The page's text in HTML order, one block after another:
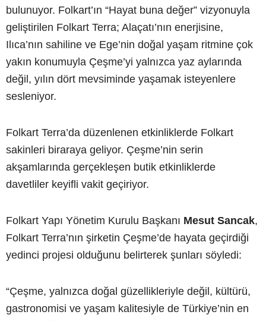
bulunuyor. Folkart’ın “Hayat buna değer” vizyonuyla
geliştirilen Folkart Terra; Alaçatı’nın enerjisine,
Ilıca’nın sahiline ve Ege’nin doğal yaşam ritmine çok
yakın konumuyla Çeşme’yi yalnızca yaz aylarında
değil, yılın dört mevsiminde yaşamak isteyenlere
sesleniyor.
Folkart Terra’da düzenlenen etkinliklerde Folkart
sakinleri biraraya geliyor. Çeşme’nin serin
akşamlarında gerçekleşen butik etkinliklerde
davetliler keyifli vakit geçiriyor.
Folkart Yapı Yönetim Kurulu Başkanı Mesut Sancak,
Folkart Terra’nın şirketin Çeşme’de hayata geçirdiği
yedinci projesi olduğunu belirterek şunları söyledi:
“Çeşme, yalnızca doğal güzellikleriyle değil, kültürü,
gastronomisi ve yaşam kalitesiyle de Türkiye’nin en